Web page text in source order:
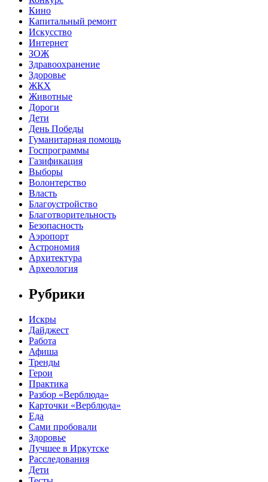
Кино
Капитальный ремонт
Искусство
Интернет
ЗОЖ
Здравоохранение
Здоровье
ЖКХ
Животные
Дороги
Дети
День Победы
Гуманитарная помощь
Госпрограммы
Газификация
Выборы
Волонтерство
Власть
Благоустройство
Благотворительность
Безопасность
Аэропорт
Астрономия
Архитектура
Археология
Рубрики
Искры
Дайджест
Работа
Афиша
Тренды
Герои
Практика
Разбор «Верблюда»
Карточки «Верблюда»
Еда
Сами пробовали
Здоровье
Лучшее в Иркутске
Расследования
Дети